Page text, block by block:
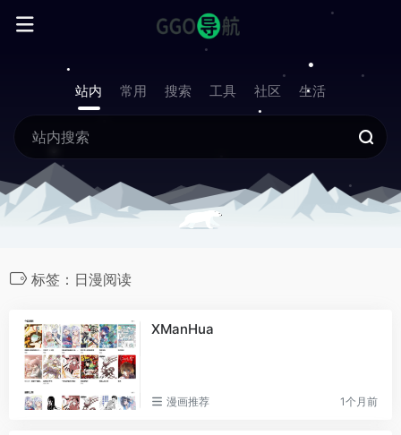
站内 常用 搜索 工具 社区 生活
标签：日漫阅读
XManHua
漫画推荐 1个月前